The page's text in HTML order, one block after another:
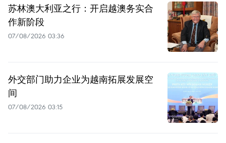
苏林澳大利亚之行：开启越澳务实合
作新阶段
07/08/2026 03:36
外交部门助力企业为越南拓展发展空
间
07/08/2026 03:15